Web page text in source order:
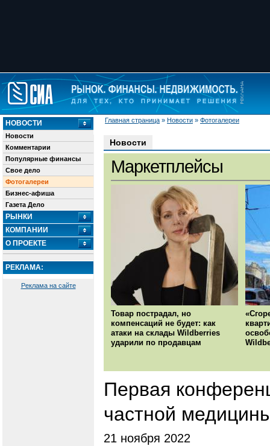
Главная страница » Новости » Фотогалереи
НОВОСТИ
Новости
Комментарии
Популярные финансы
Свое дело
Фотогалереи
Бизнес-афиша
Газета Дело
РЫНКИ
КОМПАНИИ
О ПРОЕКТЕ
РЕКЛАМА:
Реклама на сайте
Новости
Маркетплейсы
Товар пострадал, но
компенсаций не будет: как
атаки на склады Wildberries
ударили по продавцам
Первая
частной
21 ноября 2022